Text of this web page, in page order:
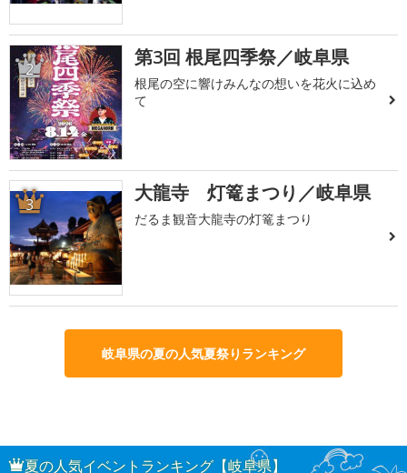
2 第3回 根尾四季祭／岐阜県
根尾の空に響けみんなの想いを花火に込め
て
3 大龍寺 灯篭まつり／岐阜県
だるま観音大龍寺の灯篭まつり
岐阜県の夏の人気夏祭りランキング
夏の人気イベントランキング【岐阜県】